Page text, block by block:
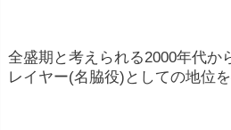
イベント参加:
一部の俳
ァンミーティングなどに
全盛期と考えられる2000年代か
レイヤー(名脇役)としての地位を